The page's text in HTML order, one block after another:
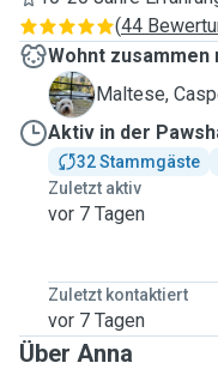
(44
Wohnt zusammen
C
Maltese,
Aktiv in der
32 Stammgäste
Zuletzt aktiv
vor 7 Tagen
Zuletzt kontaktiert
vor 7 Tagen
Über Anna